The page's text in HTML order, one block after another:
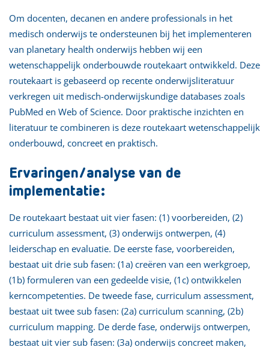
Om docenten, decanen en andere professionals in het
medisch onderwijs te ondersteunen bij het implementeren
van planetary health onderwijs hebben wij een
wetenschappelijk onderbouwde routekaart ontwikkeld. Deze
routekaart is gebaseerd op recente onderwijsliteratuur
verkregen uit medisch-onderwijskundige databases zoals
PubMed en Web of Science. Door praktische inzichten en
literatuur te combineren is deze routekaart wetenschappelijk
onderbouwd, concreet en praktisch.
Ervaringen/analyse van de
implementatie:
De routekaart bestaat uit vier fasen: (1) voorbereiden, (2)
curriculum assessment, (3) onderwijs ontwerpen, (4)
leiderschap en evaluatie. De eerste fase, voorbereiden,
bestaat uit drie sub fasen: (1a) creëren van een werkgroep,
(1b) formuleren van een gedeelde visie, (1c) ontwikkelen
kerncompetenties. De tweede fase, curriculum assessment,
bestaat uit twee sub fasen: (2a) curriculum scanning, (2b)
curriculum mapping. De derde fase, onderwijs ontwerpen,
bestaat uit vier sub fasen: (3a) onderwijs concreet maken,